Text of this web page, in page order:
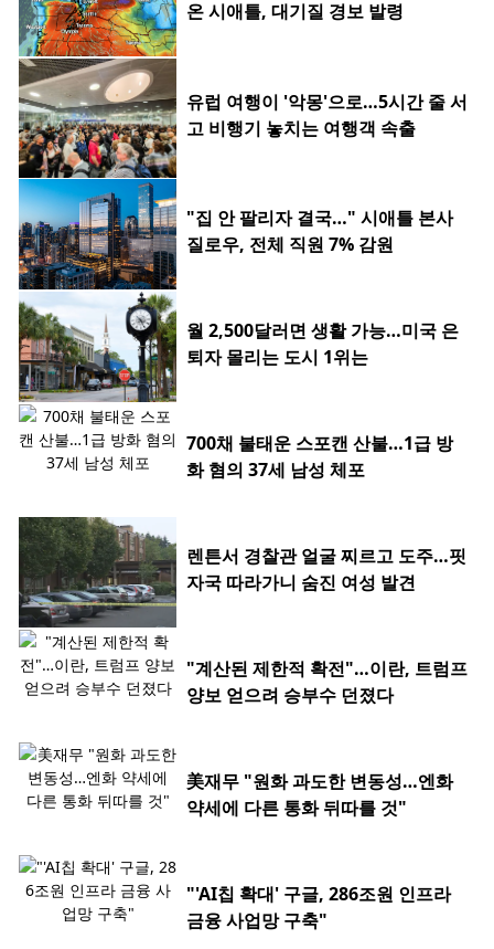
온 시애틀, 대기질 경보 발령
유럽 여행이 '악몽'으로…5시간 줄 서
고 비행기 놓치는 여행객 속출
"집 안 팔리자 결국…" 시애틀 본사
질로우, 전체 직원 7% 감원
월 2,500달러면 생활 가능…미국 은
퇴자 몰리는 도시 1위는
700채 불태운 스포캔 산불…1급 방
화 혐의 37세 남성 체포
렌튼서 경찰관 얼굴 찌르고 도주…핏
자국 따라가니 숨진 여성 발견
"계산된 제한적 확전"…이란, 트럼프
양보 얻으려 승부수 던졌다
美재무 "원화 과도한 변동성…엔화
약세에 다른 통화 뒤따를 것"
"'AI칩 확대' 구글, 286조원 인프라
금융 사업망 구축"